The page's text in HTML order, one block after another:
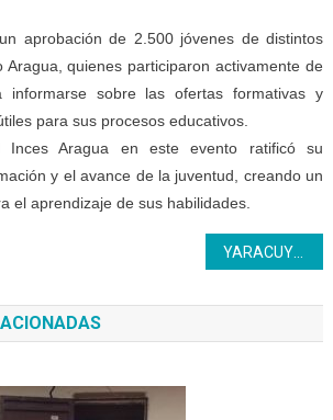
aprobación de 2.500 jóvenes de distintos
Aragua, quienes participaron activamente de
informarse sobre las ofertas formativas y
para sus procesos educativos.
Inces Aragua en este evento ratificó su
y el avance de la juventud, creando un
el aprendizaje de sus habilidades.
YARACUY | Maestros Inces profundizan sobre normas técnicas